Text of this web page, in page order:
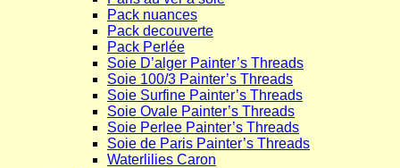
Pack nuances
Pack decouverte
Pack Perlée
Soie D’alger Painter’s Threads
Soie 100/3 Painter’s Threads
Soie Surfine Painter’s Threads
Soie Ovale Painter’s Threads
Soie Perlee Painter’s Threads
Soie de Paris Painter’s Threads
Waterlilies Caron